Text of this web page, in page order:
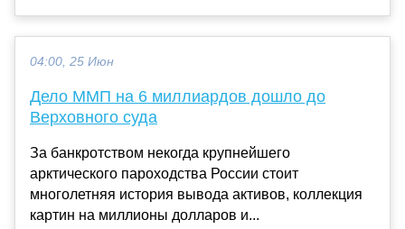
04:00, 25 Июн
Дело ММП на 6 миллиардов дошло до
Верховного суда
За банкротством некогда крупнейшего
арктического пароходства России стоит
многолетняя история вывода активов, коллекция
картин на миллионы долларов и...